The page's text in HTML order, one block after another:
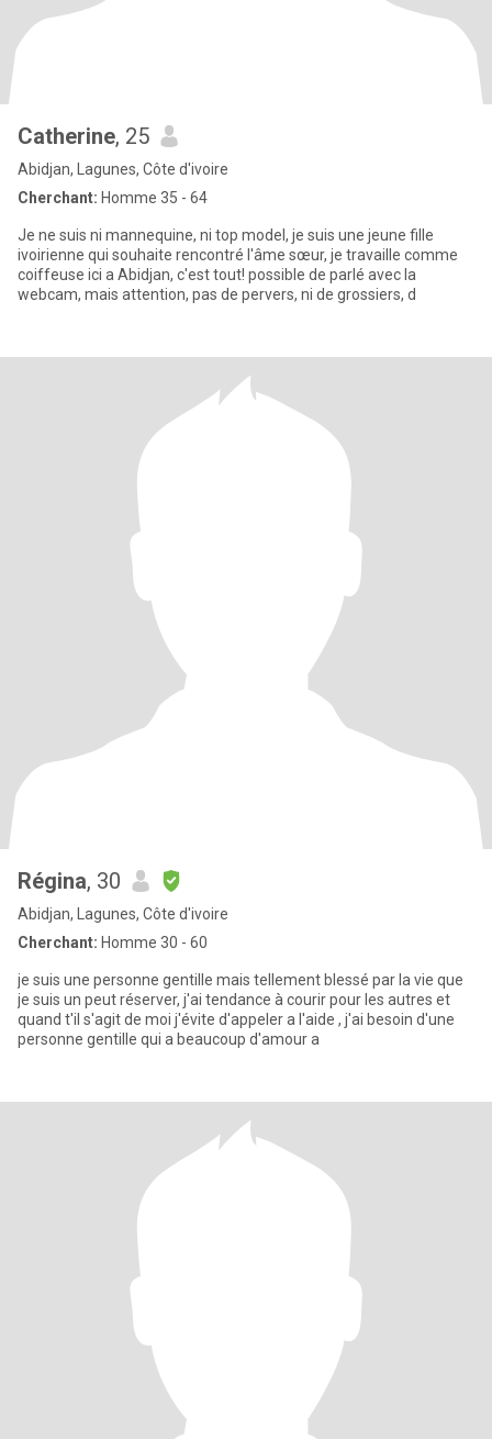
Catherine, 25
Abidjan, Lagunes, Côte d'ivoire
Cherchant: Homme 35 - 64
Je ne suis ni mannequine, ni top model, je suis une jeune fille
ivoirienne qui souhaite rencontré l'âme sœur, je travaille comme
coiffeuse ici a Abidjan, c'est tout! possible de parlé avec la
webcam, mais attention, pas de pervers, ni de grossiers, d
Régina, 30
Abidjan, Lagunes, Côte d'ivoire
Cherchant: Homme 30 - 60
je suis une personne gentille mais tellement blessé par la vie que
je suis un peut réserver, j'ai tendance à courir pour les autres et
quand t'il s'agit de moi j'évite d'appeler a l'aide , j'ai besoin d'une
personne gentille qui a beaucoup d'amour a